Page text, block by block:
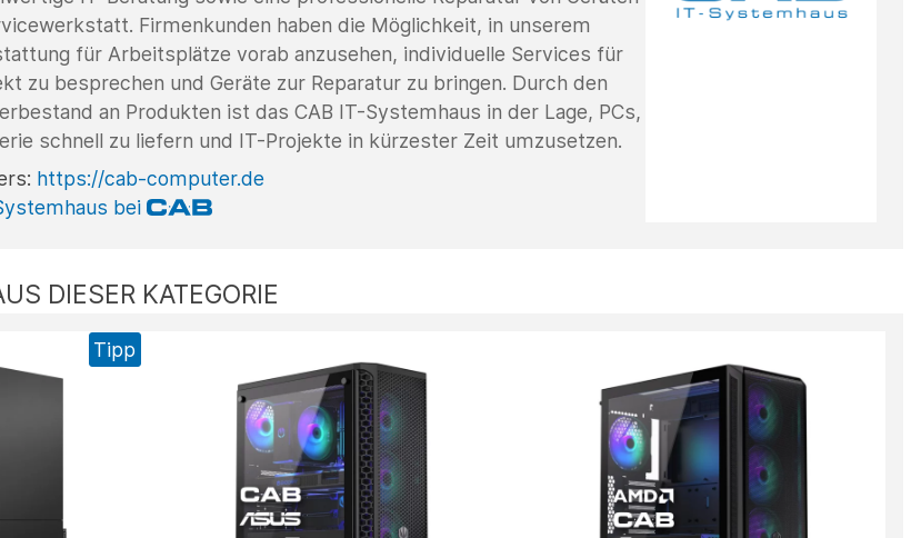
Firmenkunden haben die Möglichkeit, in unserem
für Arbeitsplätze vorab anzusehen, individuelle Services für
zu besprechen und Geräte zur Reparatur zu bringen. Durch den
an Produkten ist das CAB IT-Systemhaus in der Lage, PCs,
schnell zu liefern und IT-Projekte in kürzester Zeit umzusetzen.
https://cab-computer.de
bei
DIESER KATEGORIE
Tipp